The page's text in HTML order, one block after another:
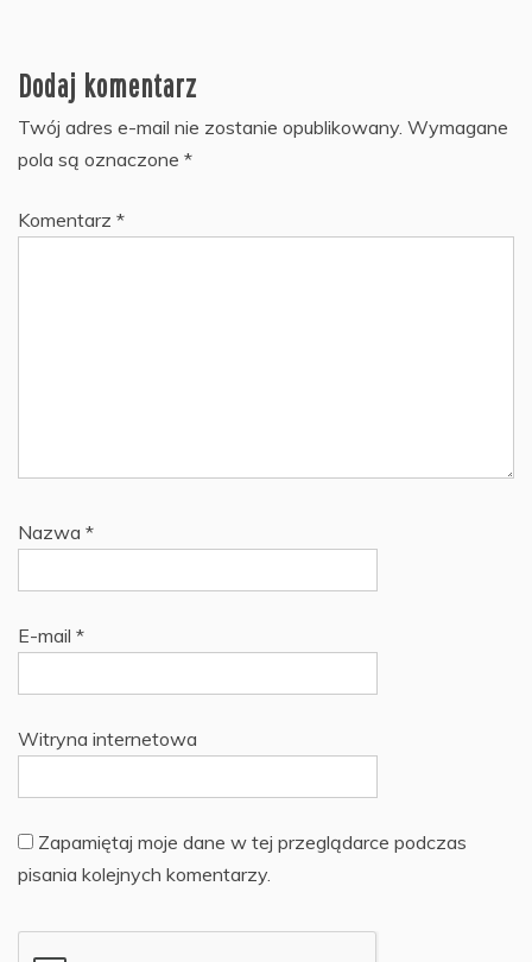
Dodaj komentarz
Twój adres e-mail nie zostanie opublikowany. Wymagane
pola są oznaczone *
Komentarz *
Nazwa *
E-mail *
Witryna internetowa
Zapamiętaj moje dane w tej przeglądarce podczas
pisania kolejnych komentarzy.